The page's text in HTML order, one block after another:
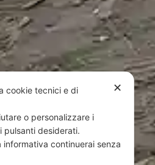
è un brand Intent di Federico
01917920678
Tortoreto TE | REA TE-168019 |
Pec:federicoandrenacci@pec.it
da Google reCAPTCHA
Terms of Servicedi Google.
✕
cookie tecnici e di
o personalizzare i
pulsanti desiderati.
informativa continuerai senza